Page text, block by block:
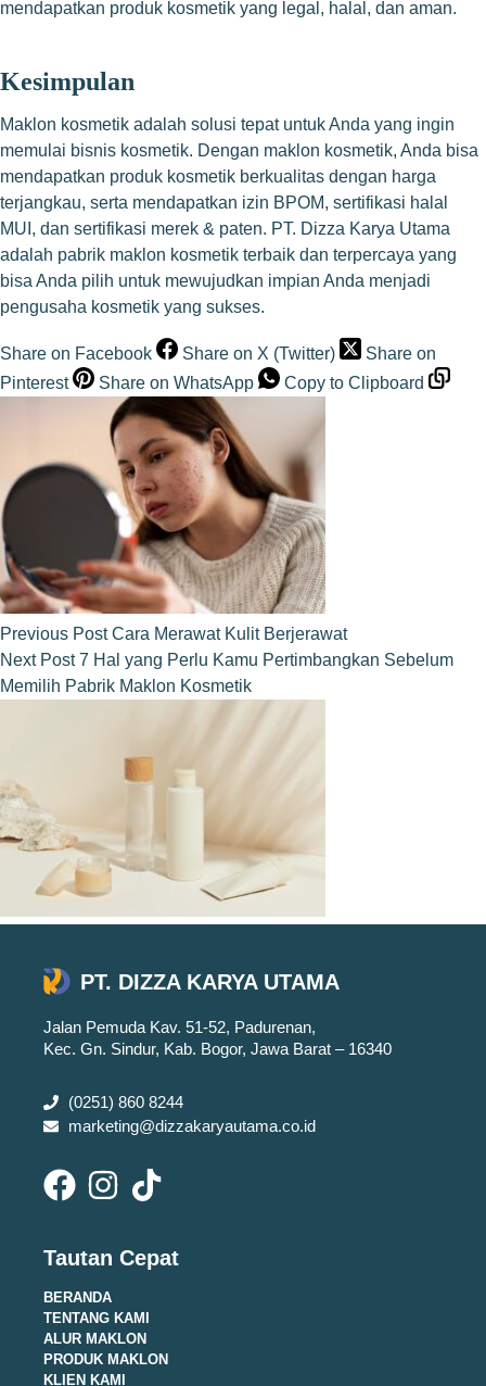
mendapatkan produk kosmetik yang legal, halal, dan aman.
Kesimpulan
Maklon kosmetik adalah solusi tepat untuk Anda yang ingin
memulai bisnis kosmetik. Dengan maklon kosmetik, Anda bisa
mendapatkan produk kosmetik berkualitas dengan harga
terjangkau, serta mendapatkan izin BPOM, sertifikasi halal
MUI, dan sertifikasi merek & paten. PT. Dizza Karya Utama
adalah pabrik maklon kosmetik terbaik dan terpercaya yang
bisa Anda pilih untuk mewujudkan impian Anda menjadi
pengusaha kosmetik yang sukses.
Share on Facebook Share on X (Twitter)
Share on
Pinterest
Share on WhatsApp Copy to Clipboard
Previous Post Cara Merawat Kulit Berjerawat
Next Post 7 Hal yang Perlu Kamu Pertimbangkan Sebelum
Memilih Pabrik Maklon Kosmetik
PT. DIZZA KARYA UTAMA
Jalan Pemuda Kav. 51-52, Padurenan,
Kec. Gn. Sindur, Kab. Bogor, Jawa Barat – 16340
(0251) 860 8244
marketing@dizzakaryautama.co.id
Tautan Cepat
BERANDA
TENTANG KAMI
ALUR MAKLON
PRODUK MAKLON
KLIEN KAMI